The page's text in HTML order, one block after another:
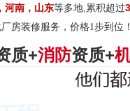
河南 ，山东等多地 ,累积超过
房装修服务，价格1步到位！
质+消防资质+